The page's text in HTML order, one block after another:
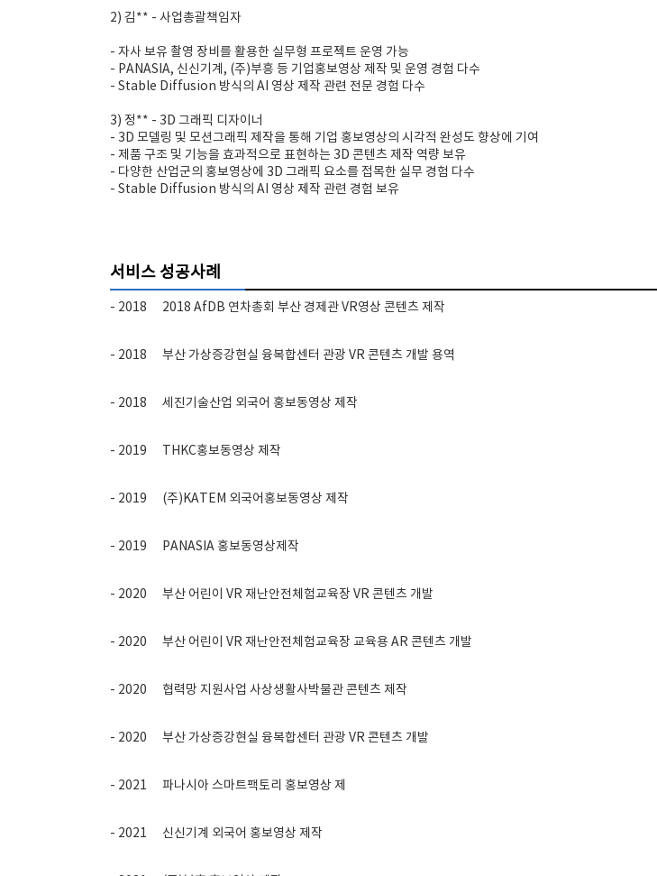
2) 김** - 사업총괄책임자
- 자사 보유 촬영 장비를 활용한 실무형 프로젝트 운영 가능
- PANASIA, 신신기계, (주)부흥 등 기업홍보영상 제작 및 운영 경험 다수
- Stable Diffusion 방식의 AI 영상 제작 관련 전문 경험 다수
3) 정** - 3D 그래픽 디자이너
- 3D 모델링 및 모션그래픽 제작을 통해 기업 홍보영상의 시각적 완성도 향상에 기여
- 제품 구조 및 기능을 효과적으로 표현하는 3D 콘텐츠 제작 역량 보유
- 다양한 산업군의 홍보영상에 3D 그래픽 요소를 접목한 실무 경험 다수
- Stable Diffusion 방식의 AI 영상 제작 관련 경험 보유
서비스 성공사례
- 2018 2018 AfDB 연차총회 부산 경제관 VR영상 콘텐츠 제작
- 2018 부산 가상증강현실 융복합센터 관광 VR 콘텐츠 개발 용역
- 2018 세진기술산업 외국어 홍보동영상 제작
- 2019 THKC홍보동영상 제작
- 2019 (주)KATEM 외국어홍보동영상 제작
- 2019 PANASIA 홍보동영상제작
- 2020 부산 어린이 VR 재난안전체험교육장 VR 콘텐츠 개발
- 2020 부산 어린이 VR 재난안전체험교육장 교육용 AR 콘텐츠 개발
- 2020 협력망 지원사업 사상생활사박물관 콘텐츠 제작
- 2020 부산 가상증강현실 융복합센터 관광 VR 콘텐츠 개발
- 2021 파나시아 스마트팩토리 홍보영상 제
- 2021 신신기계 외국어 홍보영상 제작